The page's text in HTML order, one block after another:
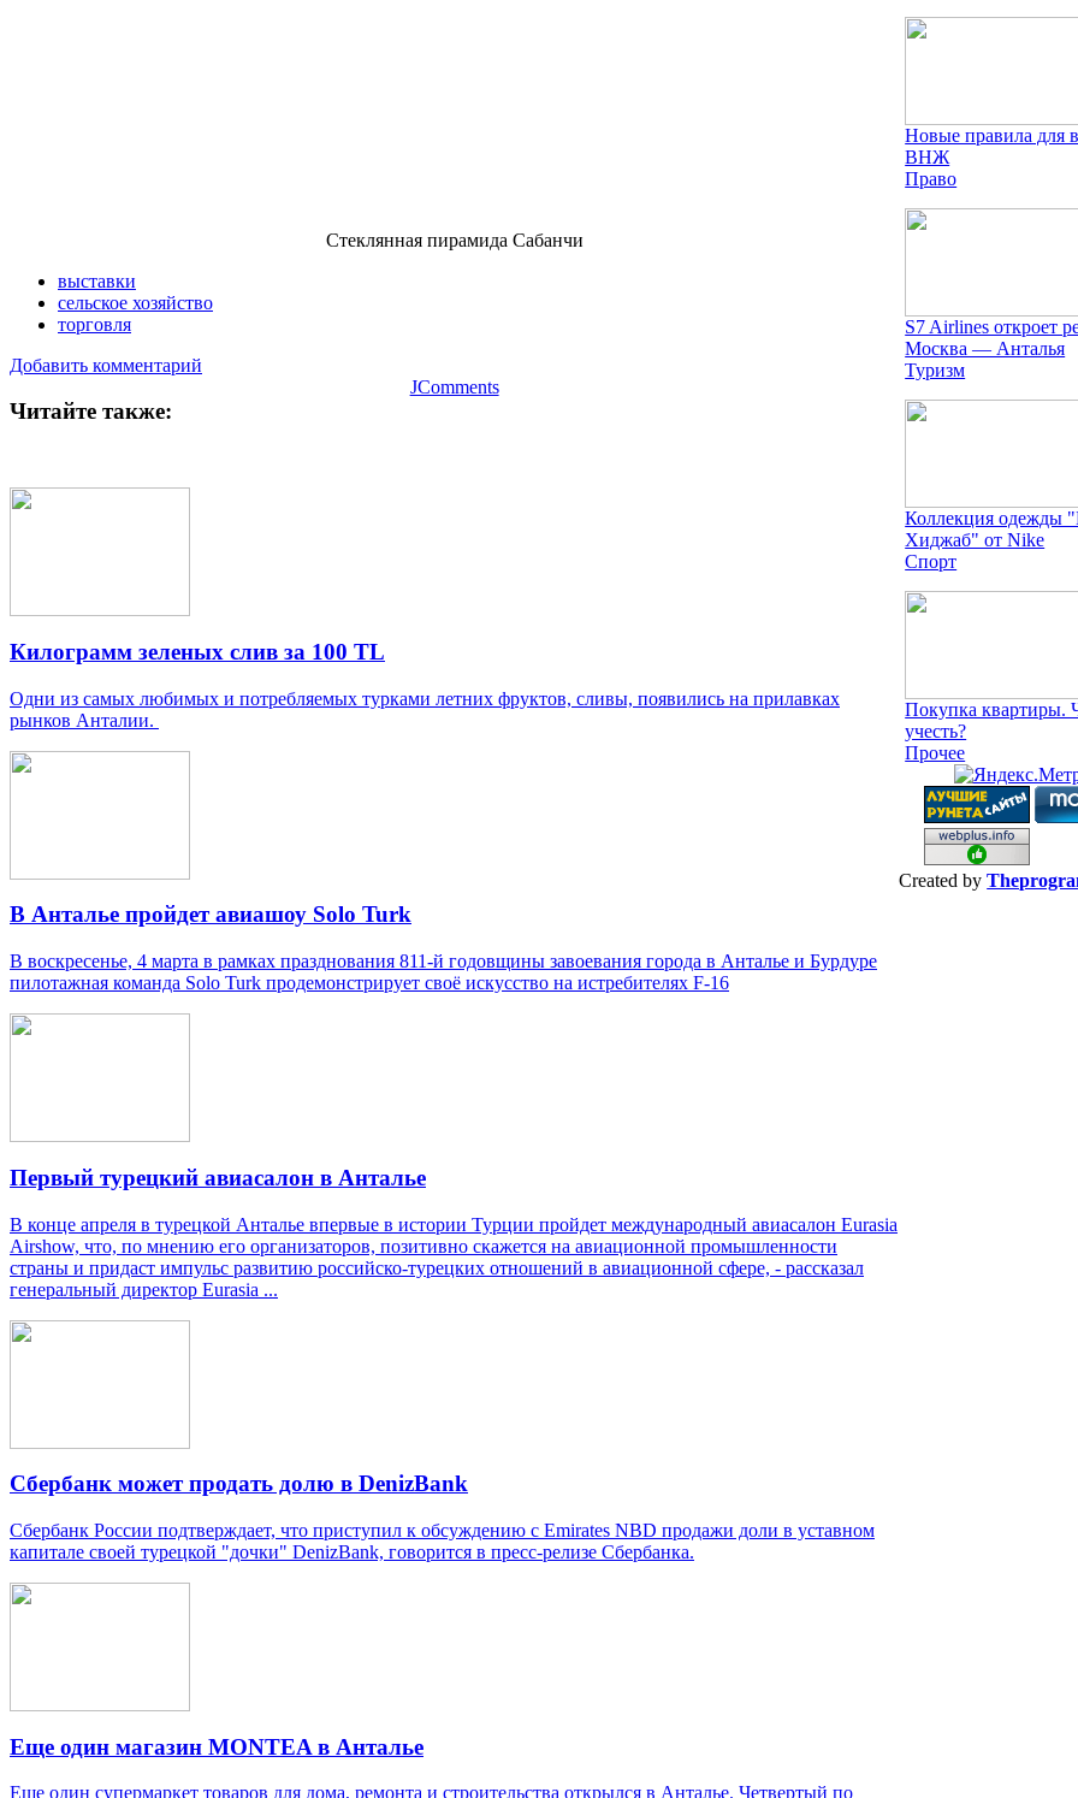
Стеклянная пирамида Сабанчи
выставки
сельское хозяйство
торговля
Добавить комментарий
JComments
Читайте также:
Килограмм зеленых слив за 100 TL
Одни из самых любимых и потребляемых турками летних фруктов, сливы, появились на прилавках
рынков Анталии.
В Анталье пройдет авиашоу Solo Turk
В воскресенье, 4 марта в рамках празднования 811-й годовщины завоевания города в Анталье и Бурдуре
пилотажная команда Solo Turk продемонстрирует своё искусство на истребителях F-16
Первый турецкий авиасалон в Анталье
В конце апреля в турецкой Анталье впервые в истории Турции пройдет международный авиасалон Eurasia
Airshow, что, по мнению его организаторов, позитивно скажется на авиационной промышленности
страны и придаст импульс развитию российско-турецких отношений в авиационной сфере, - рассказал
генеральный директор Eurasia ...
Сбербанк может продать долю в DenizBank
Сбербанк России подтверждает, что приступил к обсуждению с Emirates NBD продажи доли в уставном
капитале своей турецкой "дочки" DenizBank, говорится в пресс-релизе Сбербанка.
Еще один магазин MONTEA в Анталье
Еще один супермаркет товаров для дома, ремонта и строительства открылся в Анталье. Четвертый по
Новые правила для
ВНЖ
Право
S7 Airlines откроет
Москва — Анталья
Туризм
Коллекция одежды
Хиджаб" от Nike
Спорт
Покупка квартиры.
учесть?
Прочее
Created by